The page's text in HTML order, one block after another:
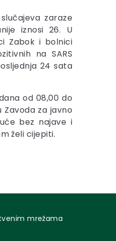
zaraze
iznosi 26. U
Zabok i bolnici
na SARS
24 sata
od 08,00 do
Zavoda za javno
bez najave i
želi cijepiti.
mrežama